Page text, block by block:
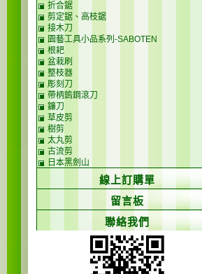
折合鋸
剪定鋸、高枝鋸
接木刀
園藝工具小品系列-SABOTEN
根耙
盆栽刷
整枝器
彫刻刀
帶柄鎢鋼滾刀
鐮刀
草皮剪
樹剪
太丸剪
古流剪
日本黑劍山
線上訂購單
留言板
聯絡我們